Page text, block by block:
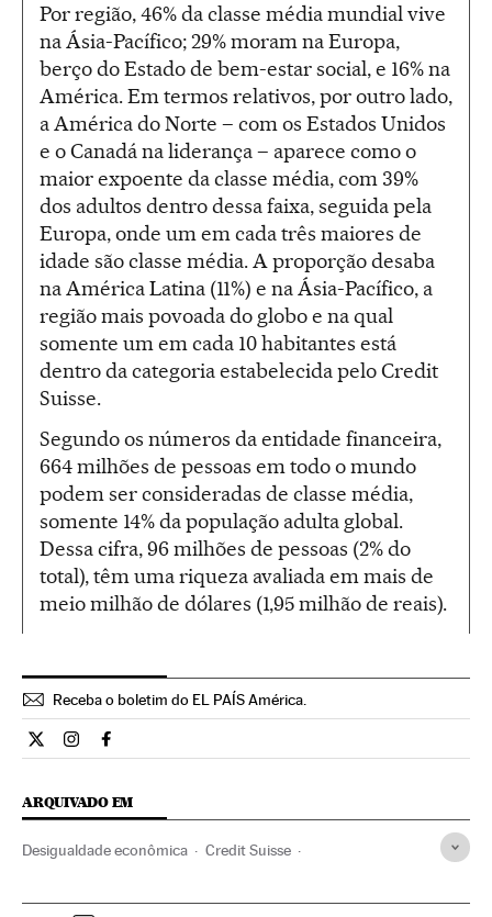
Por região, 46% da classe média mundial vive
na Ásia-Pacífico; 29% moram na Europa,
berço do Estado de bem-estar social, e 16% na
América. Em termos relativos, por outro lado,
a América do Norte – com os Estados Unidos
e o Canadá na liderança – aparece como o
maior expoente da classe média, com 39%
dos adultos dentro dessa faixa, seguida pela
Europa, onde um em cada três maiores de
idade são classe média. A proporção desaba
na América Latina (11%) e na Ásia-Pacífico, a
região mais povoada do globo e na qual
somente um em cada 10 habitantes está
dentro da categoria estabelecida pelo Credit
Suisse.
Segundo os números da entidade financeira,
664 milhões de pessoas em todo o mundo
podem ser consideradas de classe média,
somente 14% da população adulta global.
Dessa cifra, 96 milhões de pessoas (2% do
total), têm uma riqueza avaliada em mais de
meio milhão de dólares (1,95 milhão de reais).
Receba o boletim do EL PAÍS América.
Economia El País Brasil en Twitter
Economia El País Brasil en Instagram
Economia El País Brasil en Facebook
ARQUIVADO EM
Desigualdade econômica Credit Suisse